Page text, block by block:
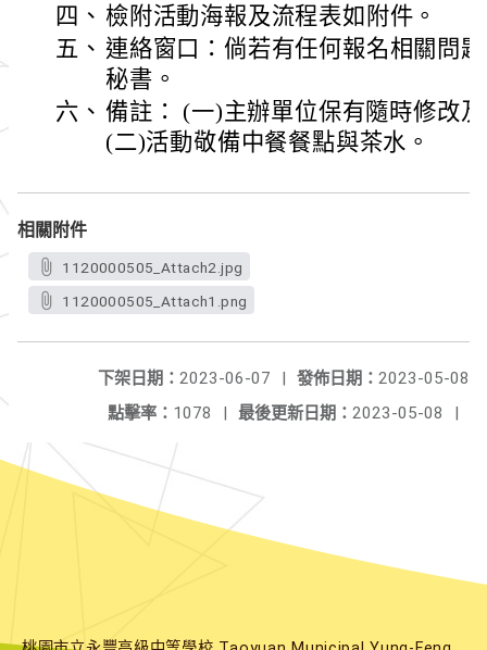
四、 檢附活動海報及流程表如附件。
五、 連絡窗口：倘若有任何報名相關問
秘書。
六、 備註： (一)主辦單位保有隨時修改
(二)活動敬備中餐餐點與茶水。
相關附件
1120000505_Attach2.jpg
1120000505_Attach1.png
發佈日期： 2023-05-08
下架日期： 2023-06-07
|
最後更新日期： 2023-05-08 |
點擊率： 1078 |